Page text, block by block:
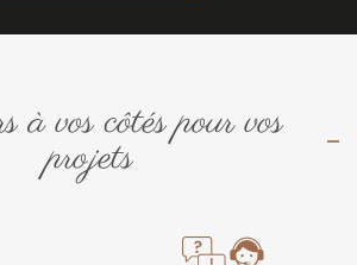
à vos côtés pour vos
projets